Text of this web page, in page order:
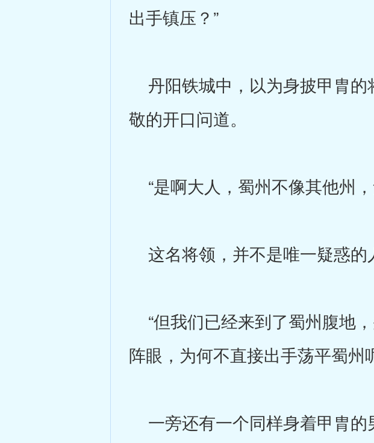
出手镇压？”
丹阳铁城中，以为身披甲胄的
敬的开口问道。
“是啊大人，蜀州不像其他州
这名将领，并不是唯一疑惑的
“但我们已经来到了蜀州腹地
阵眼，为何不直接出手荡平蜀州
一旁还有一个同样身着甲胄的